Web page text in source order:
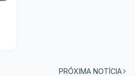
PRÓXIMA NOTÍCIA